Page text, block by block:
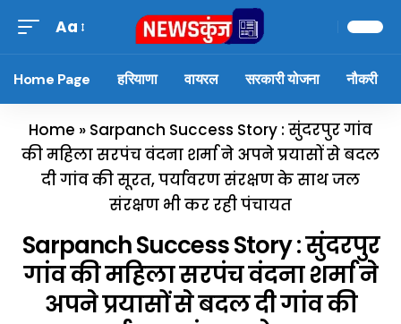
Aa
Home Page हरियाणा वायरल सरकारी योजना नौकरी
Home » Sarpanch Success Story : सुंदरपुर गांव
की महिला सरपंच वंदना शर्मा ने अपने प्रयासों से बदल
दी गांव की सूरत, पर्यावरण संरक्षण के साथ जल
संरक्षण भी कर रही पंचायत
Sarpanch Success Story : सुंदरपुर
गांव की महिला सरपंच वंदना शर्मा ने
अपने प्रयासों से बदल दी गांव की